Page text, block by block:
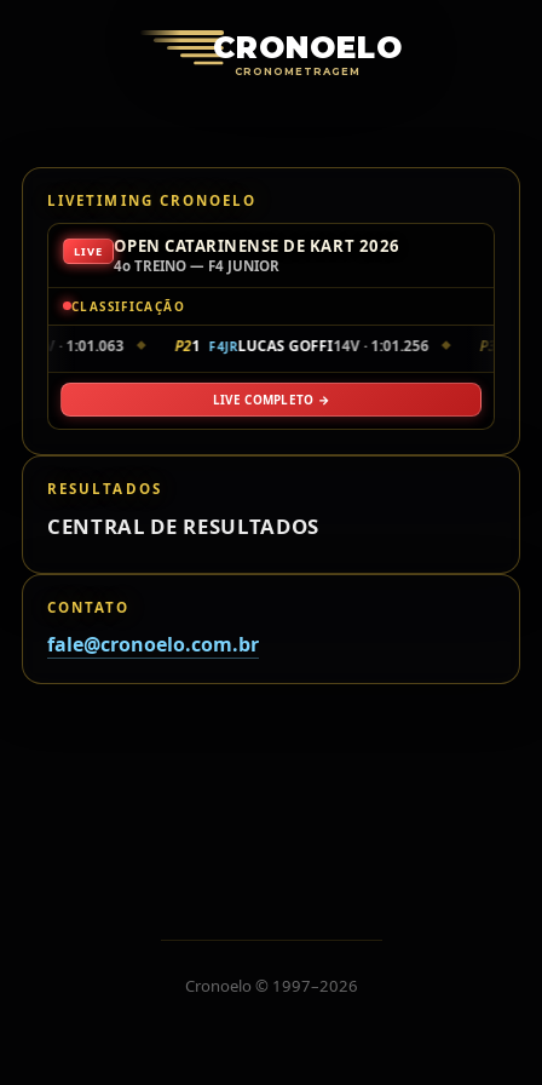
CRONOELO
CRONOMETRAGEM
LIVETIMING CRONOELO
LIVE OPEN CATARINENSE DE KART 2026
4o TREINO — F4 JUNIOR
CLASSIFICAÇÃO
17V · 1:01.063 ◆ P21 F4JRLUCAS GOFFI14V · 1:01.256 ◆ P3
LIVE COMPLETO →
RESULTADOS
CENTRAL DE RESULTADOS
CONTATO
fale@cronoelo.com.br
Cronoelo © 1997–2026